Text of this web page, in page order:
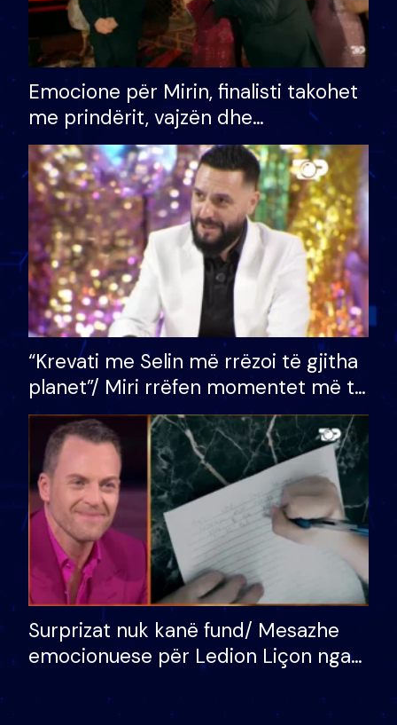
Emocione për Mirin, finalisti takohet
me prindërit, vajzën dhe
bashkëshorten: S’kemi ndonjë letër
divorci apo jo?
“Krevati me Selin më rrëzoi të gjitha
planet”/ Miri rrëfen momentet më të
bukura në shtëpinë e BB VIP: Do më
mungojë zilja e mëngjesit kur…
Surprizat nuk kanë fund/ Mesazhe
emocionuese për Ledion Liçon nga
nuk i mban dot lotët: Nuk meritoj…